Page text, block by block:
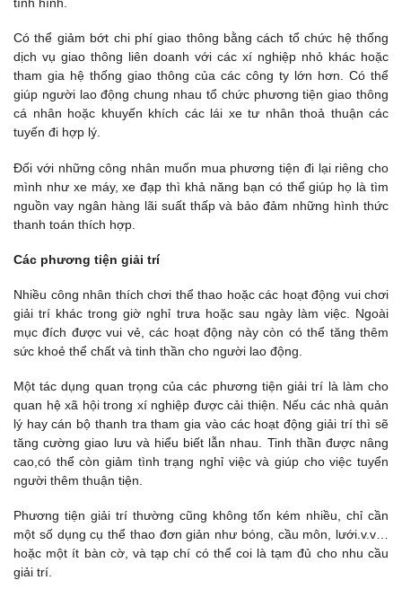
Có thể giảm bớt chi phí giao thông bằng cách tổ chức hệ thống
dịch vụ giao thông liên doanh với các xí nghiệp nhỏ khác hoặc
tham gia hệ thống giao thông của các công ty lớn hơn. Có thể
giúp người lao động chung nhau tổ chức phương tiện giao thông
cá nhân hoặc khuyến khích các lái xe tư nhân thoả thuận các
tuyến đi hợp lý.
Đối với những công nhân muốn mua phương tiện đi lại riêng cho
mình như xe máy, xe đạp thì khả năng bạn có thể giúp họ là tìm
nguồn vay ngân hàng lãi suất thấp và bảo đảm những hình thức
thanh toán thích hợp.
Các phương tiện giải trí
Nhiều công nhân thích chơi thể thao hoặc các hoạt động vui chơi
giải trí khác trong giờ nghỉ trưa hoặc sau ngày làm việc. Ngoài
mục đích được vui vẻ, các hoạt động này còn có thể tăng thêm
sức khoẻ thể chất và tinh thần cho người lao động.
Một tác dụng quan trọng của các phương tiện giải trí là làm cho
quan hệ xã hội trong xí nghiệp được cải thiện. Nếu các nhà quản
lý hay cán bộ thanh tra tham gia vào các hoạt động giải trí thì sẽ
tăng cường giao lưu và hiểu biết lẫn nhau. Tinh thần được nâng
cao,có thể còn giảm tình trạng nghỉ việc và giúp cho việc tuyển
người thêm thuận tiện.
Phương tiện giải trí thường cũng không tốn kém nhiều, chỉ cần
một số dụng cụ thể thao đơn giản như bóng, cầu môn, lưới.v.v…
hoặc một ít bàn cờ, và tạp chí có thể coi là tạm đủ cho nhu cầu
giải trí.